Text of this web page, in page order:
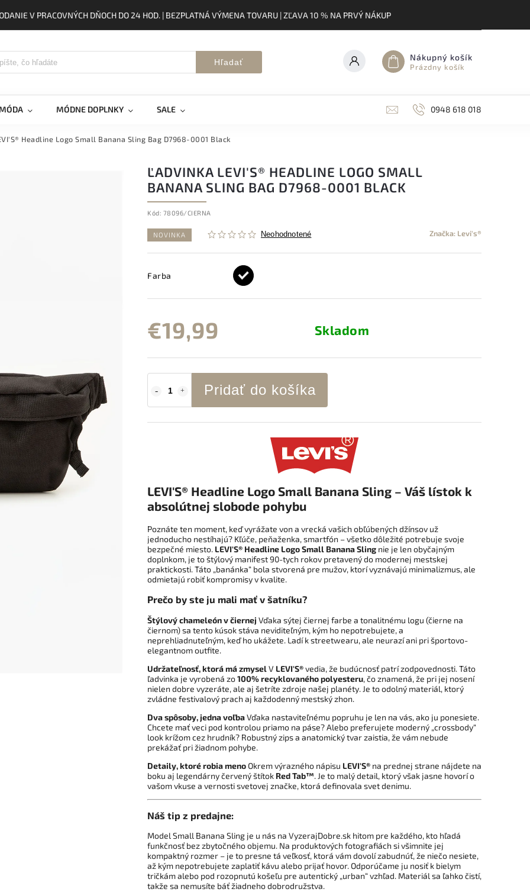
V PRACOVNÝCH DŇOCH DO 24 HOD. | BEZPLATNÁ VÝMENA TOVARU | ZĽAVA 10 % NA PRVÝ NÁKUP
Hľadať Nákupný košík
Prázdny košík
MÓDNE DOPLNKY SALE 0948 618 018
Headline Logo Small Banana Sling Bag D7968-0001 Black
ĽADVINKA LEVI'S® HEADLINE LOGO SMALL
BANANA SLING BAG D7968-0001 BLACK
Kód: 78096/CIERNA
NOVINKA Neohodnotené Značka: Levi's®
Farba
€19,99 Skladom
Pridať do košíka
LEVI'S® Headline Logo Small Banana Sling – Váš lístok k
absolútnej slobode pohybu
Poznáte ten moment, keď vyrážate von a vrecká vašich obľúbených džínsov už
jednoducho nestíhajú? Kľúče, peňaženka, smartfón – všetko dôležité potrebuje svoje
bezpečné miesto. LEVI'S® Headline Logo Small Banana Sling nie je len obyčajným
doplnkom, je to štýlový manifest 90-tych rokov pretavený do modernej mestskej
praktickosti. Táto „banánka“ bola stvorená pre mužov, ktorí vyznávajú minimalizmus, ale
odmietajú robiť kompromisy v kvalite.
Prečo by ste ju mali mať v šatníku?
Štýlový chameleón v čiernej Vďaka sýtej čiernej farbe a tonalitnému logu (čierne na
čiernom) sa tento kúsok stáva neviditeľným, kým ho nepotrebujete, a
neprehliadnuteľným, keď ho ukážete. Ladí k streetwearu, ale neurazí ani pri športovo-
elegantnom outfite.
Udržateľnosť, ktorá má zmyselV LEVI'S®vedia, že budúcnosť patrí zodpovednosti. Táto
ľadvinka je vyrobená zo100% recyklovaného polyesteru, čo znamená, že pri jej nosení
nielen dobre vyzeráte, ale aj šetríte zdroje našej planéty. Je to odolný materiál, ktorý
zvládne festivalový prach aj každodenný mestský zhon.
Dva spôsoby, jedna voľbaVďaka nastaviteľnému popruhu je len na vás, ako ju ponesiete.
Chcete mať veci pod kontrolou priamo na páse? Alebo preferujete moderný „crossbody“
look krížom cez hrudník? Robustný zips a anatomický tvar zaistia, že vám nebude
prekážať pri žiadnom pohybe.
Detaily, ktoré robia menoOkrem výrazného nápisu LEVI'S® na prednej strane nájdete na
boku aj legendárny červený štítok Red Tab™. Je to malý detail, ktorý však jasne hovorí o
vašom vkuse a vernosti svetovej značke, ktorá definovala svet denimu.
Náš tip z predajne:
Model Small Banana Sling je u nás na VyzerajDobre.sk hitom pre každého, kto hľadá
funkčnosť bez zbytočného objemu. Na produktových fotografiách si všimnite jej
kompaktný rozmer – je to presne tá veľkosť, ktorá vám dovolí zabudnúť, že niečo nesiete,
až kým nepotrebujete zaplatiť kávu alebo prijať hovor. Odporúčame ju nosiť k bielym
tričkám alebo pod rozopnutú košeľu pre autentický „urban“ vzhľad. Materiál sa ľahko čistí,
takže sa nemusíte báť žiadneho dobrodružstva.